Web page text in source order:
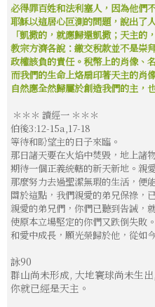
必得罪百姓和法利塞人，因為他們
耶穌以這居心叵測的問題，說出了
「凱撒的，就應歸還凱撒；天主的
教宗方濟各說：繳交稅款並不是崇
政權該負的責任。稅幣上的肖像、
而我們的生命上烙扇印著天主的肖
自然應全然歸屬於創造我們的主，
＊＊＊ 讀經一 ＊＊＊
伯後3:12-15a,17-18
等待和盼望主的日子來臨。
那日諸天要在火焰中焚毀，地上諸
期待一個正義統轄的新天新地。親
那麼努力去過聖潔無瑕的生活，便
關於這點，我們親愛的弟兄保祿，
親愛的弟兄們，你們已聽到告誡，
使原本立場堅定的你們又跌倒失敗
和愛中成長，願光榮歸於他，從如
詠90
群山尚未形成, 大地寰球尚未生出,
你就已經是天主。